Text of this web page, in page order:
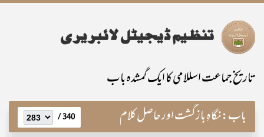
تاریخ جماعت اسللامی کا ایک گمشدہ باب
باب:نگاہِ بازگشت اور حاصل کلام 340 /